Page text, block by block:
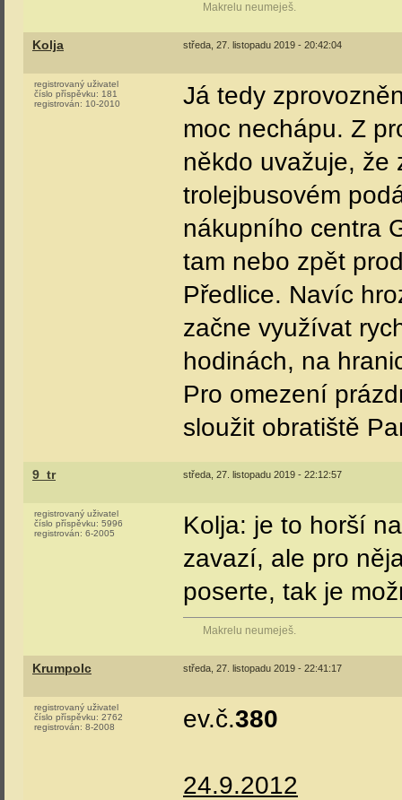
Makrelu neumeješ.
Kolja středa, 27. listopadu 2019 - 20:42:04
registrovaný uživatel
číslo příspěvku: 181
registrován: 10-2010
Já tedy
moc nechápu. Z
někdo uvažuje, že
trolejbusovém
nákupního centra
tam nebo zpět
Předlice. Navíc
začne využívat
hodinách, na
Pro omezení
sloužit obratiště
9_tr středa, 27. listopadu 2019 - 22:12:57
registrovaný uživatel
číslo příspěvku: 5996
registrován: 6-2005
Kolja: je to horší
zavazí, ale pro
poserte, tak je
Makrelu neumeješ.
Krumpolc středa, 27. listopadu 2019 - 22:41:17
registrovaný uživatel
číslo příspěvku: 2762
registrován: 8-2008 ev.č.380
24.9.2012